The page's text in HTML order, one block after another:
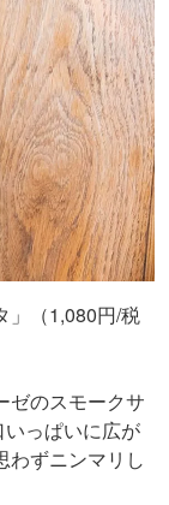
」（1,080円/税
ゼのスモークサ
っぱいに広が
わずニンマリし